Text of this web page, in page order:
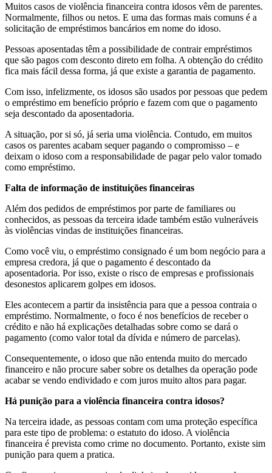
Muitos casos de violência financeira contra idosos vêm de parentes.
Normalmente, filhos ou netos. E uma das formas mais comuns é a
solicitação de empréstimos bancários em nome do idoso.
Pessoas aposentadas têm a possibilidade de contrair empréstimos
que são pagos com desconto direto em folha. A obtenção do crédito
fica mais fácil dessa forma, já que existe a garantia de pagamento.
Com isso, infelizmente, os idosos são usados por pessoas que pedem
o empréstimo em benefício próprio e fazem com que o pagamento
seja descontado da aposentadoria.
A situação, por si só, já seria uma violência. Contudo, em muitos
casos os parentes acabam sequer pagando o compromisso – e
deixam o idoso com a responsabilidade de pagar pelo valor tomado
como empréstimo.
Falta de informação de instituições financeiras
Além dos pedidos de empréstimos por parte de familiares ou
conhecidos, as pessoas da terceira idade também estão vulneráveis
às violências vindas de instituições financeiras.
Como você viu, o empréstimo consignado é um bom negócio para a
empresa credora, já que o pagamento é descontado da
aposentadoria. Por isso, existe o risco de empresas e profissionais
desonestos aplicarem golpes em idosos.
Eles acontecem a partir da insistência para que a pessoa contraia o
empréstimo. Normalmente, o foco é nos benefícios de receber o
crédito e não há explicações detalhadas sobre como se dará o
pagamento (como valor total da dívida e número de parcelas).
Consequentemente, o idoso que não entenda muito do mercado
financeiro e não procure saber sobre os detalhes da operação pode
acabar se vendo endividado e com juros muito altos para pagar.
Há punição para a violência financeira contra idosos?
Na terceira idade, as pessoas contam com uma proteção específica
para este tipo de problema: o estatuto do idoso. A violência
financeira é prevista como crime no documento. Portanto, existe sim
punição para quem a pratica.